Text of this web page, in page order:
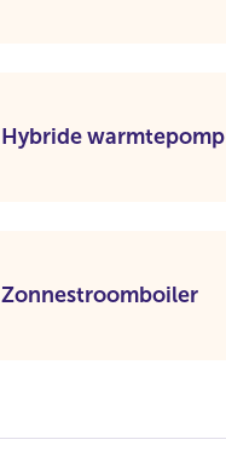
Hybride warmtepomp
Zonnestroomboiler